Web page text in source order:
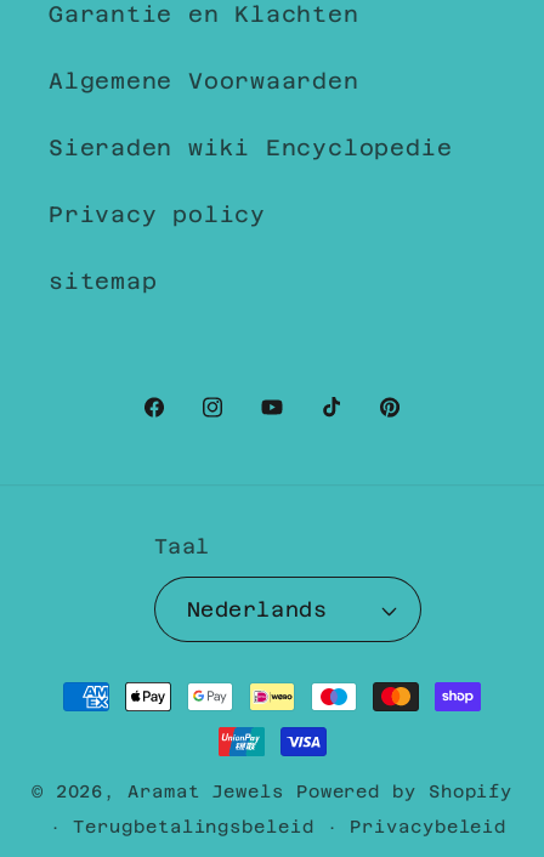
Garantie en Klachten
Algemene Voorwaarden
Sieraden wiki Encyclopedie
Privacy policy
sitemap
Facebook
Instagram
YouTubeTikTokPinterest
Taal
Nederlands
Betaalmethoden
© 2026,Aramat Jewels Powered by Shopify
Terugbetalingsbeleid
Privacybeleid